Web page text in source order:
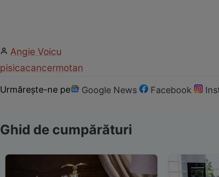
Angie Voicu
pisicacancermotan
Urmărește-ne pe Google News Facebook
Ghid de cumpărături